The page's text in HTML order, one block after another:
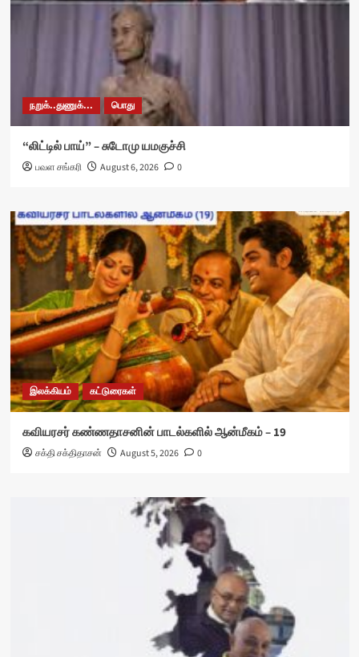
நறுக்..துணுக்... பொது
“லிட்டில் பாய்” – சுடோமு யமகுச்சி
பவள சங்கரி August 6, 2026 0
இலக்கியம் கட்டுரைகள்
கவியரசர் கண்ணதாசனின் பாடல்களில் ஆன்மீகம் – 19
சக்தி சக்திதாசன் August 5, 2026 0